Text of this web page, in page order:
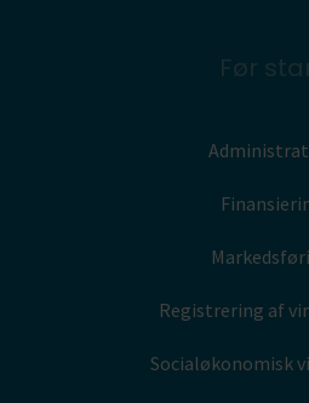
Før
Registrering af
Socialøkonomisk